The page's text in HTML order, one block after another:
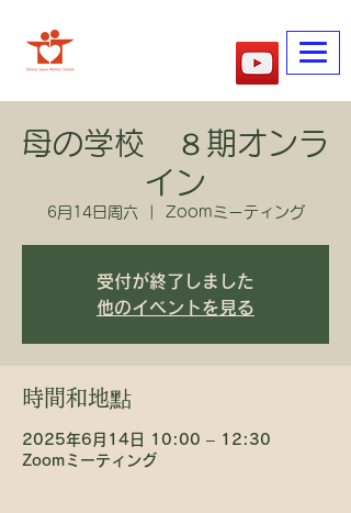
母の学校 ８期オンラ
イン
6月14日周六 Zoomミーティング
受付が終了しました
他のイベントを見る
時間和地點
2025年6月14日 10:00 – 12:30
Zoomミーティング